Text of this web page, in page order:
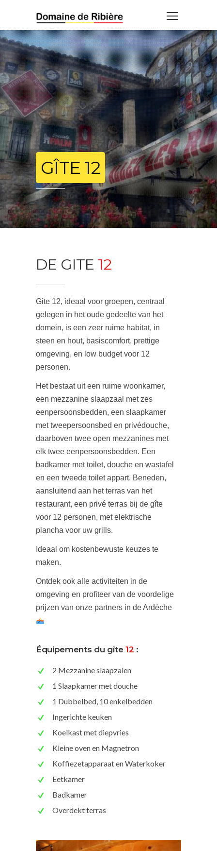
GÎTE 12
DE GITE 12
Gite 12, ideaal voor groepen, centraal
gelegen in het oude gedeelte van het
domein, is een zeer ruime habitat, in
steen en hout, basiscomfort, prettige
omgeving, en low budget voor 12
personen.
Het bestaat uit een ruime woonkamer,
een mezzanine slaapzaal met zes
eenpersoonsbedden, een slaapkamer
met tweepersoonsbed en privédouche,
daarboven twee open mezzanines met
elk twee eenpersoonsbedden. Een
badkamer met toilet, douche en wastafel
en een tweede toilet appart. Beneden,
aansluitend aan het terras van het
restaurant, een privé terras bij de gîte
voor 12 personen, met elektrische
plancha voor uw grills.
Ideaal om kostenbewuste keuzes te
maken.
Ontdek ook alle activiteiten in de
omgeving en profiteer van de voordelige
prijzen van onze partners in de Ardèche
Équipements du gîte12 :
2 Mezzanine slaapzalen
1 Slaapkamer met douche
1 Dubbelbed, 10 enkelbedden
Ingerichte keuken
Koelkast met diepvries
Kleine oven en Magnetron
Koffiezetapparaat en Waterkoker
Eetkamer
Badkamer
Overdekt terras